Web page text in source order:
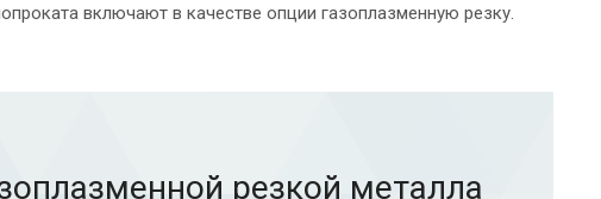
включают в качестве опции газоплазменную резку.
резкой металла